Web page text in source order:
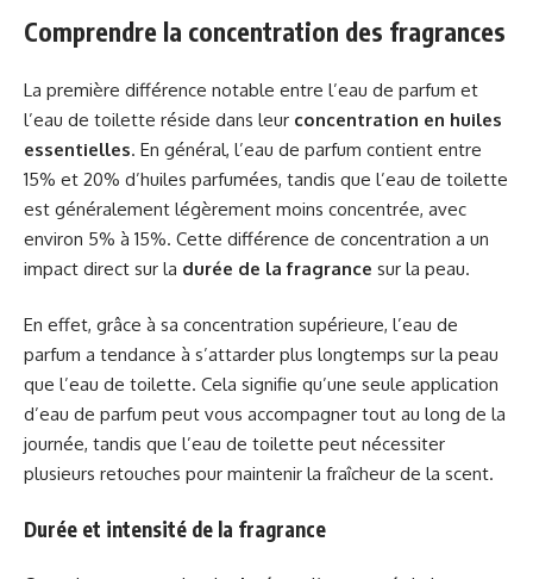
Comprendre la concentration des fragrances
La première différence notable entre l’eau de parfum et
l’eau de toilette réside dans leur concentration en huiles
essentielles. En général, l’eau de parfum contient entre
15% et 20% d’huiles parfumées, tandis que l’eau de toilette
est généralement légèrement moins concentrée, avec
environ 5% à 15%. Cette différence de concentration a un
impact direct sur la durée de la fragrance sur la peau.
En effet, grâce à sa concentration supérieure, l’eau de
parfum a tendance à s’attarder plus longtemps sur la peau
que l’eau de toilette. Cela signifie qu’une seule application
d’eau de parfum peut vous accompagner tout au long de la
journée, tandis que l’eau de toilette peut nécessiter
plusieurs retouches pour maintenir la fraîcheur de la scent.
Durée et intensité de la fragrance